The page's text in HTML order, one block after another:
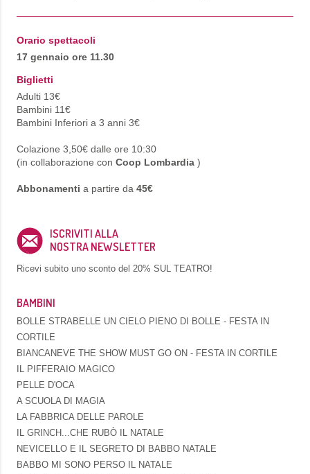
Orario spettacoli
17 gennaio ore 11.30
Biglietti
Adulti 13€
Bambini 11€
Bambini Inferiori a 3 anni 3€
Colazione 3,50€ dalle ore 10:30
(in collaborazione con Coop Lombardia )
Abbonamenti a partire da 45€
ISCRIVITI ALLA
NOSTRA NEWSLETTER
Ricevi subito uno sconto del 20% SUL TEATRO!
BAMBINI
BOLLE STRABELLE UN CIELO PIENO DI BOLLE - FESTA IN
CORTILE
BIANCANEVE THE SHOW MUST GO ON - FESTA IN CORTILE
IL PIFFERAIO MAGICO
PELLE D'OCA
A SCUOLA DI MAGIA
LA FABBRICA DELLE PAROLE
IL GRINCH...CHE RUBÒ IL NATALE
NEVICELLO E IL SEGRETO DI BABBO NATALE
BABBO MI SONO PERSO IL NATALE